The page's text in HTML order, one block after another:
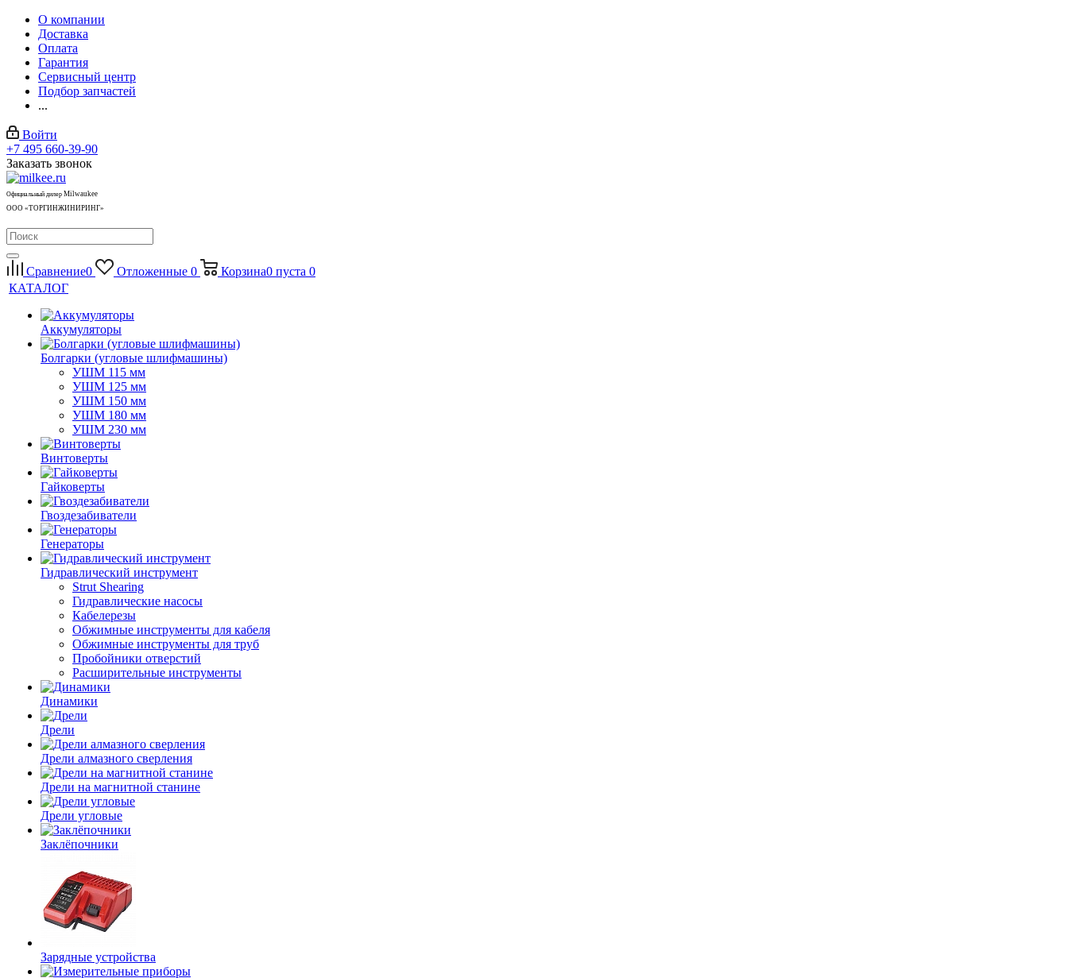
О компании
Доставка
Оплата
Гарантия
Сервисный центр
Подбор запчастей
...
Войти
+7 495 660-39-90
Заказать звонок
Официальный дилер Milwaukee
ООО «ТОРГИНЖИНИРИНГ»
Сравнение0 Отложенные 0 Корзина0 пуста 0
КАТАЛОГ
Аккумуляторы
Болгарки (угловые шлифмашины)
УШМ 115 мм
УШМ 125 мм
УШМ 150 мм
УШМ 180 мм
УШМ 230 мм
Винтоверты
Гайковерты
Гвоздезабиватели
Генераторы
Гидравлический инструмент
Strut Shearing
Гидравлические насосы
Кабелерезы
Обжимные инструменты для кабеля
Обжимные инструменты для труб
Пробойники отверстий
Расширительные инструменты
Динамики
Дрели
Дрели алмазного сверления
Дрели на магнитной станине
Дрели угловые
Заклёпочники
Зарядные устройства